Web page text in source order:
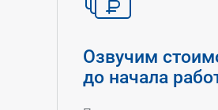
Озвучим
до начала